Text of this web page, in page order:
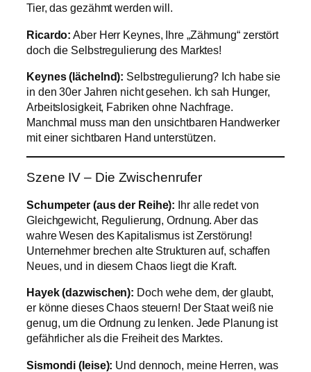
Tier, das gezähmt werden will.
Ricardo: Aber Herr Keynes, Ihre „Zähmung“ zerstört
doch die Selbstregulierung des Marktes!
Keynes (lächelnd): Selbstregulierung? Ich habe sie
in den 30er Jahren nicht gesehen. Ich sah Hunger,
Arbeitslosigkeit, Fabriken ohne Nachfrage.
Manchmal muss man den unsichtbaren Handwerker
mit einer sichtbaren Hand unterstützen.
Szene IV – Die Zwischenrufer
Schumpeter (aus der Reihe): Ihr alle redet von
Gleichgewicht, Regulierung, Ordnung. Aber das
wahre Wesen des Kapitalismus ist Zerstörung!
Unternehmer brechen alte Strukturen auf, schaffen
Neues, und in diesem Chaos liegt die Kraft.
Hayek (dazwischen): Doch wehe dem, der glaubt,
er könne dieses Chaos steuern! Der Staat weiß nie
genug, um die Ordnung zu lenken. Jede Planung ist
gefährlicher als die Freiheit des Marktes.
Sismondi (leise): Und dennoch, meine Herren, was